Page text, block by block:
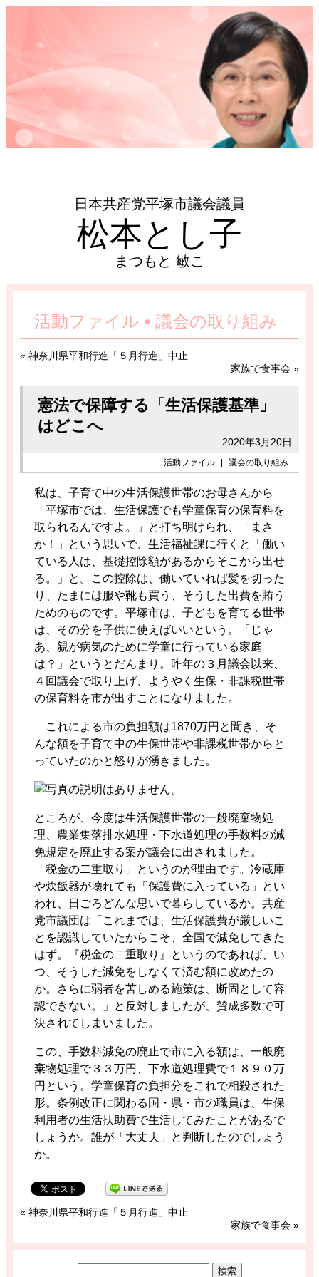
松本とし子
まつもと 敏こ
日本共産党平塚市議会議員
活動ファイル • 議会の取り組み
« 神奈川県平和行進「５月行進」中止
家族で食事会 »
憲法で保障する「生活保護基準」
はどこへ
2020年3月20日
活動ファイル 議会の取り組み
私は、子育て中の生活保護世帯のお母さんから
「平塚市では、生活保護でも学童保育の保育料を
取られるんですよ。」と打ち明けられ、「まさ
か！」という思いで、生活福祉課に行くと「働い
ている人は、基礎控除額があるからそこから出せ
る。」と。この控除は、働いていれば髪を切った
り、たまには服や靴も買う、そうした出費を賄う
ためのものです。平塚市は、子どもを育てる世帯
は、その分を子供に使えばいいという。「じゃ
あ、親が病気のために学童に行っている家庭
は？」というとだんまり。昨年の３月議会以来、
４回議会で取り上げ、ようやく生保・非課税世帯
の保育料を市が出すことになりました。
これによる市の負担額は1870万円と聞き、そ
んな額を子育て中の生保世帯や非課税世帯からと
っていたのかと怒りが湧きました。
ところが、今度は生活保護世帯の一般廃棄物処
理、農業集落排水処理・下水道処理の手数料の減
免規定を廃止する案が議会に出されました。
「税金の二重取り」というのが理由です。冷蔵庫
や炊飯器が壊れても「保護費に入っている」とい
われ、日ごろどんな思いで暮らしているか。共産
党市議団は「これまでは、生活保護費が厳しいこ
とを認識していたからこそ、全国で減免してきた
はず。『税金の二重取り』というのであれば、い
つ、そうした減免をしなくて済む額に改めたの
か。さらに弱者を苦しめる施策は、断固として容
認できない。」と反対しましたが、賛成多数で可
決されてしまいました。
この、手数料減免の廃止で市に入る額は、一般廃
棄物処理で３３万円、下水道処理費で１８９０万
円という。学童保育の負担分をこれで相殺された
形。条例改正に関わる国・県・市の職員は、生保
利用者の生活扶助費で生活してみたことがあるで
しょうか。誰が「大丈夫」と判断したのでしょう
か。
« 神奈川県平和行進「５月行進」中止
家族で食事会 »